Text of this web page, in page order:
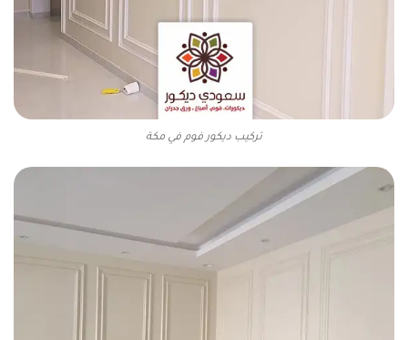
تركيب ديكور فوم في مكة